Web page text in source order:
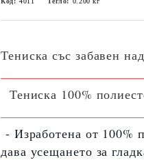
Тениска със забавен
Тениска 100%
- Изработена от 100%
дава усещането за